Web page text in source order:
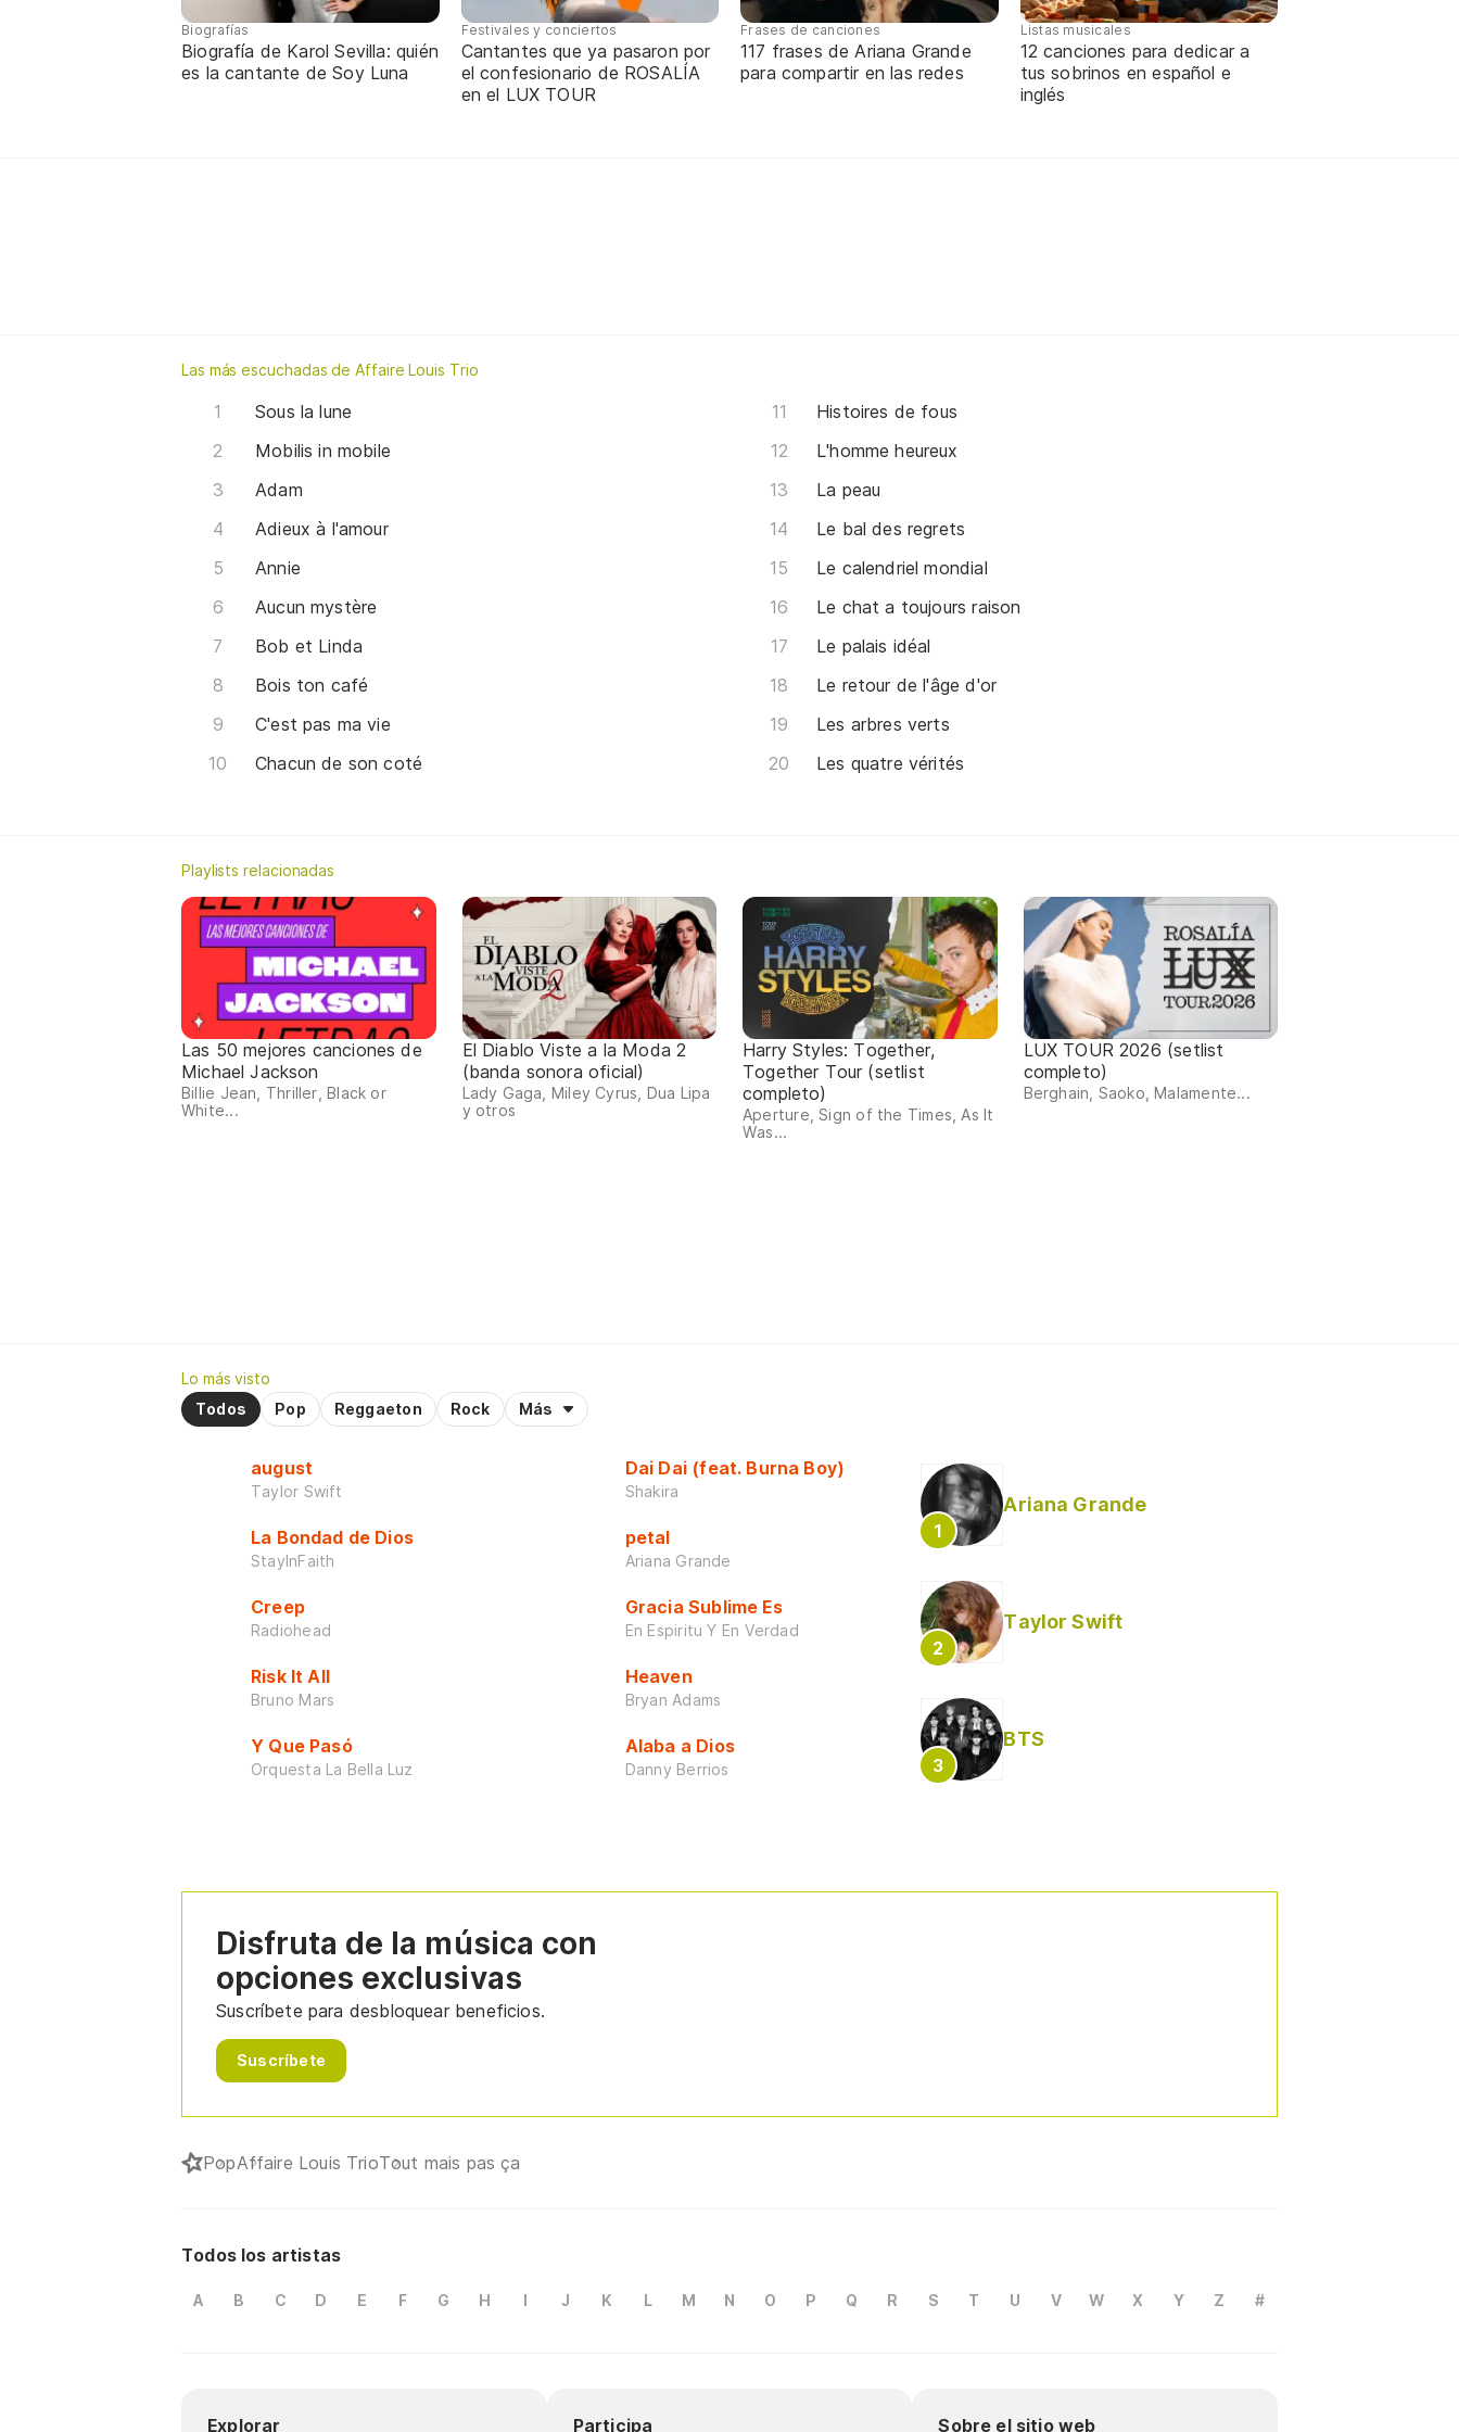
Biografías
Biografía de Karol Sevilla: quién
es la cantante de Soy Luna
Festivales y conciertos
Cantantes que ya pasaron por
el confesionario de ROSALÍA
en el LUX TOUR
Frases de canciones
117 frases de Ariana Grande
para compartir en las redes
Listas musicales
12 canciones para dedicar a
tus sobrinos en español e
inglés
Las más escuchadas de Affaire Louis Trio
Sous la lune
Mobilis in mobile
Adam
Adieux à l'amour
Annie
Aucun mystère
Bob et Linda
Bois ton café
C'est pas ma vie
Chacun de son coté
Histoires de fous
L'homme heureux
La peau
Le bal des regrets
Le calendriel mondial
Le chat a toujours raison
Le palais idéal
Le retour de l'âge d'or
Les arbres verts
Les quatre vérités
Playlists relacionadas
Las 50 mejores canciones de
Michael Jackson
Billie Jean, Thriller, Black or
White...
El Diablo Viste a la Moda 2
(banda sonora oficial)
Lady Gaga, Miley Cyrus, Dua Lipa
y otros
Harry Styles: Together,
Together Tour (setlist
completo)
Aperture, Sign of the Times, As It
Was...
LUX TOUR 2026 (setlist
completo)
Berghain, Saoko, Malamente...
Lo más visto
Todos
Pop Reggaeton Rock Más
august
Taylor Swift
La Bondad de Dios
StayInFaith
Creep
Radiohead
Risk It All
Bruno Mars
Y Que Pasó
Orquesta La Bella Luz
Dai Dai (feat. Burna Boy)
Shakira
petal
Ariana Grande
Gracia Sublime Es
En Espiritu Y En Verdad
Heaven
Bryan Adams
Alaba a Dios
Danny Berrios
Ariana Grande
Taylor Swift
BTS
Disfruta de la música con
opciones exclusivas
Suscríbete para desbloquear beneficios.
Suscríbete
PopAffaire Louis TrioTout mais pas ça
Todos los artistas
A B C D E F G H I J K L M N O P Q R S T U V W X Y Z #
Explorar Participa Sobre el sitio web